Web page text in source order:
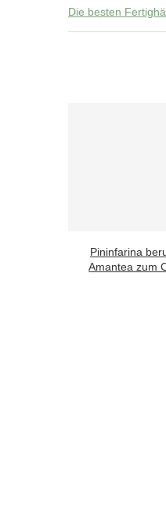
Die besten
Pininfarina
Amantea zum